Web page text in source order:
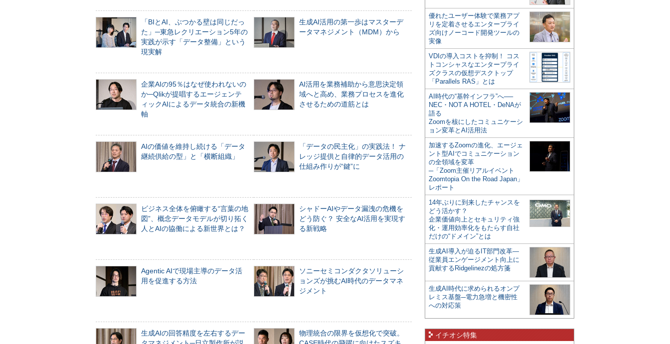
「BIとAI、ぶつかる壁は同じだっ
た」─東急レクリエーション5年の
実践が示す「データ整備」という
現実解
生成AI活用の第一歩はマスターデ
ータマネジメント（MDM）から
企業AIの95％はなぜ使われないの
か─Qlikが提唱するエージェンテ
ィックAIによるデータ統合の新機
軸
AI活用を業務補助から意思決定領
域へと高め、業務プロセスを進化
させるための道筋とは
AIの価値を維持し続ける「データ
継続供給の型」と「横断組織」
「データの民主化」の実践法！ ナ
レッジ提供と自律的データ活用の
仕組み作りが“鍵”に
ビジネス全体を俯瞰する“言葉の地
図”、概念データモデルが切り拓く
人とAIの協働による新世界とは？
シャドーAIやデータ漏洩の危機を
どう防ぐ？ 安全なAI活用を実現す
る新戦略
Agentic AIで現場主導のデータ活
用を促進する方法
ソニーセミコンダクタソリューシ
ョンズが挑むAI時代のデータマネ
ジメント
生成AIの回答精度を左右するデー
物理統合の限界を仮想化で突破。
優れたユーザー体験で業務アプ
リを定着させるエンタープライ
ズ向けノーコード開発ツールの
実像
VDIの導入コストを抑制！ コス
トコンシャスなエンタープライ
ズクラスの仮想デスクトップ
「Parallels RAS」とは
AI時代の“基幹インフラ”へ──
NEC・NOT A HOTEL・DeNAが
語る
Zoomを核にしたコミュニケーシ
ョン変革とAI活用法
加速するZoomの進化、エージェ
ント型AIでコミュニケーション
の全領域を変革
─「Zoom主催リアルイベント
Zoomtopia On the Road Japan」
レポート
14年ぶりに到来したチャンスを
どう活かす？
企業価値向上とセキュリティ強
化・運用効率化をもたらす自社
だけの“ドメイン”とは
生成AI導入が迫るIT部門改革―
従業員エンゲージメント向上に
貢献するRidgelinezの処方箋
生成AI時代に求められるオンプ
レミス基盤─電力急増と機密性
への対応策
イチオシ特集